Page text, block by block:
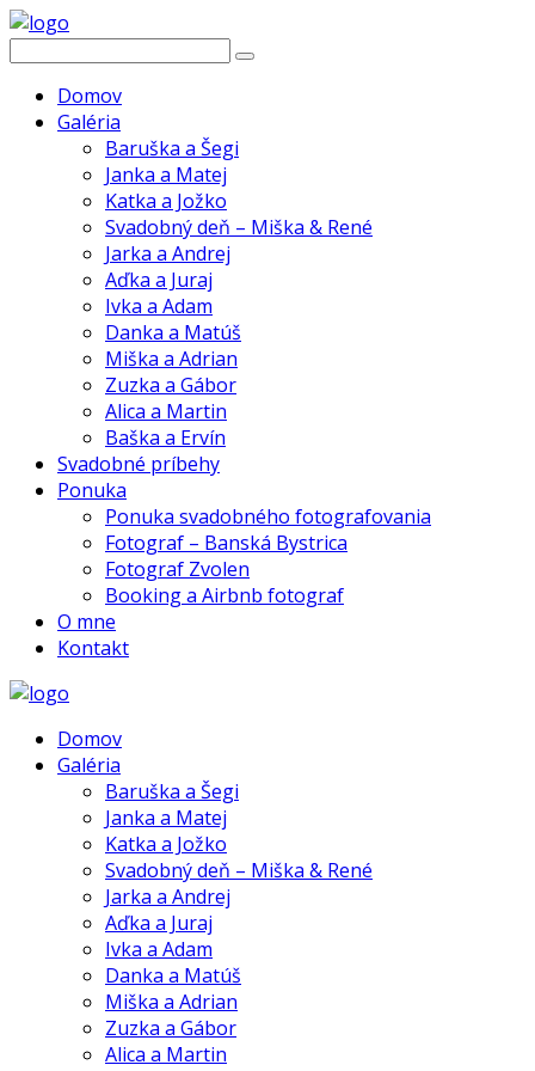
Domov
Galéria
Baruška a Šegi
Janka a Matej
Katka a Jožko
Svadobný deň – Miška & René
Jarka a Andrej
Aďka a Juraj
Ivka a Adam
Danka a Matúš
Miška a Adrian
Zuzka a Gábor
Alica a Martin
Baška a Ervín
Svadobné príbehy
Ponuka
Ponuka svadobného fotografovania
Fotograf – Banská Bystrica
Fotograf Zvolen
Booking a Airbnb fotograf
O mne
Kontakt
Domov
Galéria
Baruška a Šegi
Janka a Matej
Katka a Jožko
Svadobný deň – Miška & René
Jarka a Andrej
Aďka a Juraj
Ivka a Adam
Danka a Matúš
Miška a Adrian
Zuzka a Gábor
Alica a Martin